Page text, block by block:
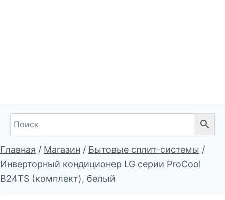
Главная / Магазин / Бытовые сплит-системы /
Инверторный кондиционер LG серии ProCool
B24TS (комплект), белый